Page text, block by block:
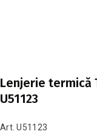
Lenjerie termică
U51123
Art. U51123